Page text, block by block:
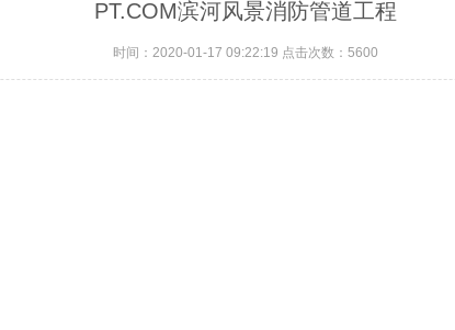
PT.COM滨河风景消防管道工程
时间：2020-01-17 09:22:19 点击次数：5600